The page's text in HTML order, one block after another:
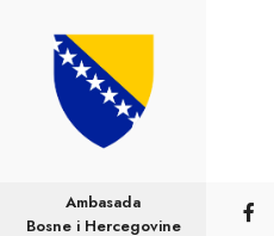
Ambasada
Bosne i Hercegovine